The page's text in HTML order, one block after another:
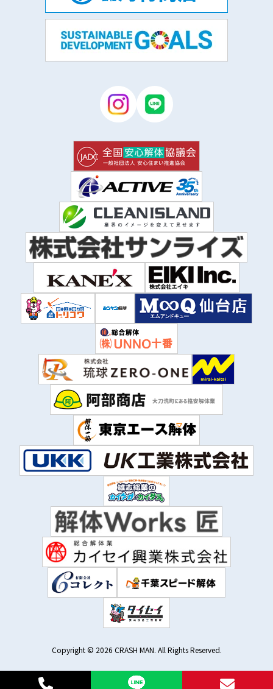
Copyright © 2026 CRASH MAN. All Rights Reserved.